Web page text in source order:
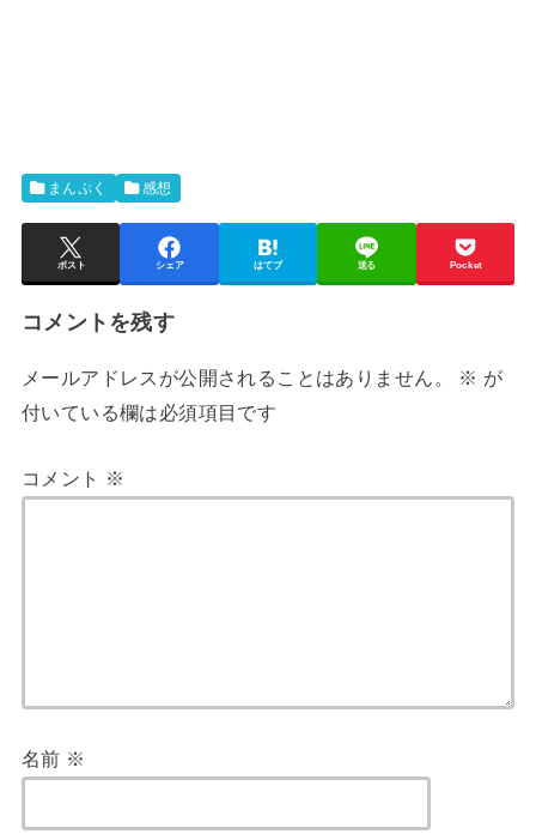
まんぷく 感想
ポスト シェア はてブ 送る Pocket
コメントを残す
メールアドレスが公開されることはありません。 ※ が
付いている欄は必須項目です
コメント ※
名前 ※